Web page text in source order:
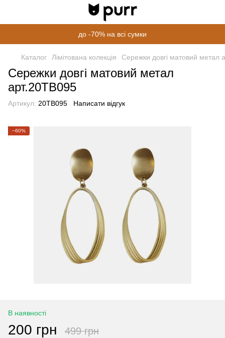
до -70% на всі сумки
Каталог Лімітована колекція Сережки довгі матовий метал
Сережки довгі матовий метал
арт.20TB095
Артикул: 20TB095 Написати відгук
−60%
В наявності
200 грн 499 грн